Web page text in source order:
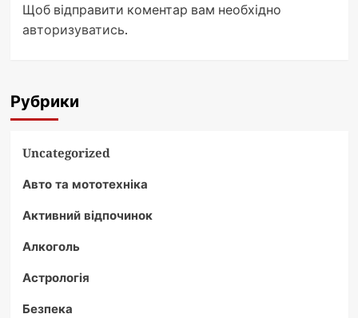
Щоб відправити коментар вам необхідно
авторизуватись.
Рубрики
Uncategorized
Авто та мототехніка
Активний відпочинок
Алкоголь
Астрологія
Безпека